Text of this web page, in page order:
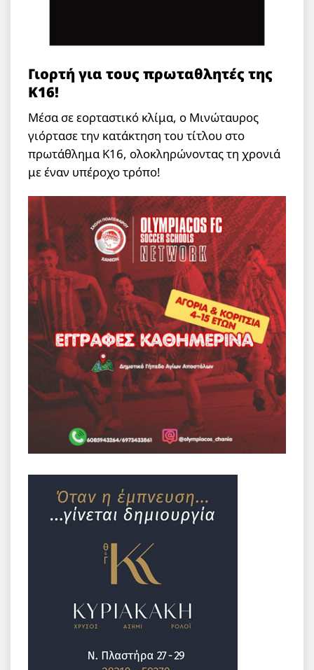
Γιορτή για τους πρωταθλητές της
Κ16!
Μέσα σε εορταστικό κλίμα, ο Μινώταυρος
γιόρτασε την κατάκτηση του τίτλου στο
πρωτάθλημα Κ16, ολοκληρώνοντας τη χρονιά
με έναν υπέροχο τρόπο!